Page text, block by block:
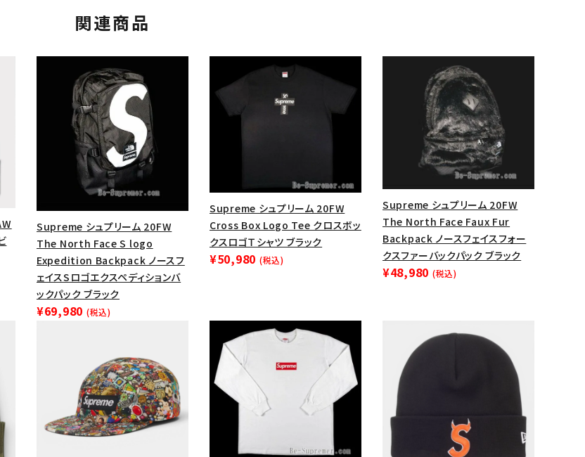
ーから探す コラボレーションブランドから探す
ら探す
円 ～ 円
人気ワード
2026SS
関連商品
Supreme シュプリーム 20FW
The North Face S logo
Expedition Backpack ノースフ
ェイスSロゴエクスペディションバ
ックパック ブラック
¥69,980 (税込)
Supreme シュプリーム 20FW
Cross Box Logo Tee クロスボッ
クスロゴＴシャツ ブラック
¥50,980 (税込)
Supreme シュプリーム 20FW
The North Face Faux Fur
Backpack ノースフェイスフォー
クスファーバックパック ブラック
¥48,980 (税込)